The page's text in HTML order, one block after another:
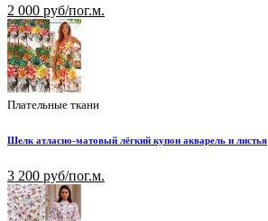
2 000 руб/пог.м.
Плательные ткани
Шелк атласно-матовый лёгкий купон акварель и листья
3 200 руб/пог.м.